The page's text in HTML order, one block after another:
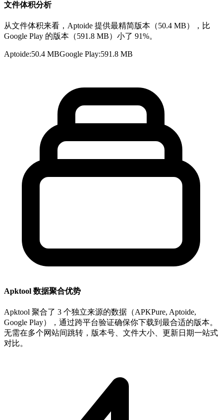
文件体积分析
从文件体积来看，Aptoide 提供最精简版本（50.4 MB），比
Google Play 的版本（591.8 MB）小了 91%。
Aptoide:50.4 MBGoogle Play:591.8 MB
Apktool 数据聚合优势
Apktool 聚合了 3 个独立来源的数据（APKPure, Aptoide,
Google Play），通过跨平台验证确保你下载到最合适的版本。
无需在多个网站间跳转，版本号、文件大小、更新日期一站式
对比。